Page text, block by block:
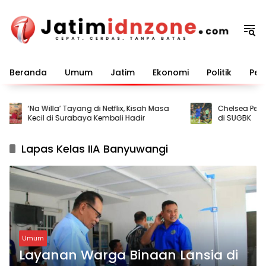
konten
Beranda Umum Jatim Ekonomi Politik
‘Na Willa’ Tayang di Netflix, Kisah Masa
Kecil di Surabaya Kembali Hadir
Chelsea Pesta
di SUGBK
Lapas Kelas IIA Banyuwangi
Umum
Layanan Warga Binaan Lansia di